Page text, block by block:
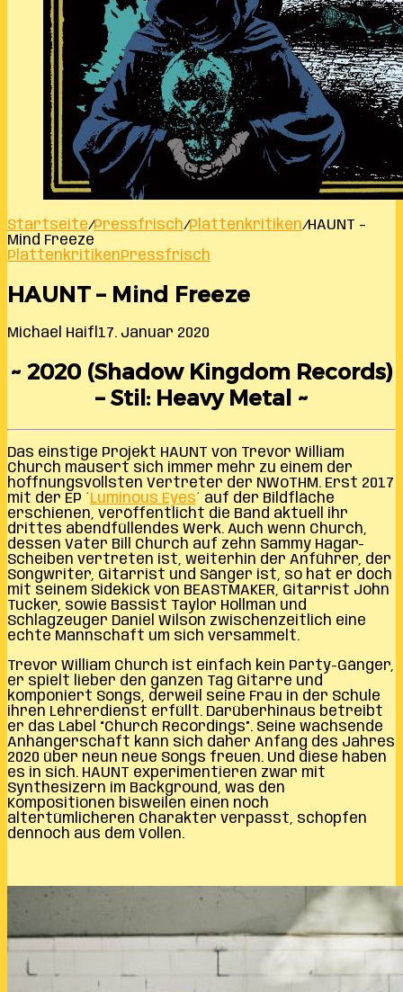
Startseite/Pressfrisch/Plattenkritiken/HAUNT –
Mind Freeze
PlattenkritikenPressfrisch
HAUNT – Mind Freeze
Michael Haifl 17. Januar 2020
~ 2020 (Shadow Kingdom Records)
– Stil: Heavy Metal ~
Das einstige Projekt HAUNT von Trevor William
Church mausert sich immer mehr zu einem der
hoffnungsvollsten Vertreter der NWoTHM. Erst 2017
mit der EP ´ Luminous Eyes´ auf der Bildfläche
erschienen, veröffentlicht die Band aktuell ihr
drittes abendfüllendes Werk. Auch wenn Church,
dessen Vater Bill Church auf zehn Sammy Hagar-
Scheiben vertreten ist, weiterhin der Anführer, der
Songwriter, Gitarrist und Sänger ist, so hat er doch
mit seinem Sidekick von BEASTMAKER, Gitarrist John
Tucker, sowie Bassist Taylor Hollman und
Schlagzeuger Daniel Wilson zwischenzeitlich eine
echte Mannschaft um sich versammelt.
Trevor William Church ist einfach kein Party-Gänger,
er spielt lieber den ganzen Tag Gitarre und
komponiert Songs, derweil seine Frau in der Schule
ihren Lehrerdienst erfüllt. Darüberhinaus betreibt
er das Label “Church Recordings”. Seine wachsende
Anhängerschaft kann sich daher Anfang des Jahres
2020 über neun neue Songs freuen. Und diese haben
es in sich. HAUNT experimentieren zwar mit
Synthesizern im Background, was den
Kompositionen bisweilen einen noch
altertümlicheren Charakter verpasst, schöpfen
dennoch aus dem Vollen.